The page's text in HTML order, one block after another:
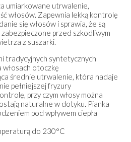
umiarkowane utrwalenie,
włosów. Zapewnia lekką kontrolę
się włosów i sprawia, że są
przed szkodliwym
z suszarki.
tradycyjnych syntetycznych
otoczkę
średnie utrwalenie, która nadaje
pełniejszej fryzury
przy czym włosy można
naturalne w dotyku. Pianka
pod wpływem ciepła
do 230°C